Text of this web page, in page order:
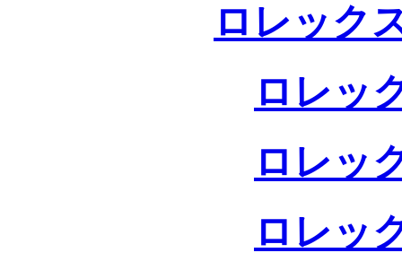
ロレック
ロレッ
ロレッ
ロレッ